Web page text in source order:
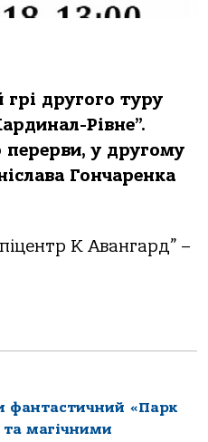
другого туру
Рівне”.
у другому
Гончаренка
К Авангард” –
фантастичний «Парк
та магічними